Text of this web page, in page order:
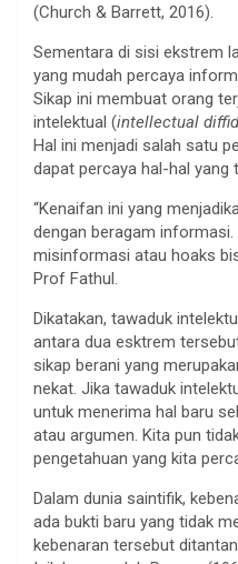
(Church & Barrett, 2016).
Sementara di sisi ekstrem
yang mudah percaya
Sikap ini membuat orang
intelektual (intellectual
Hal ini menjadi salah satu
dapat percaya hal-hal yang
“Kenaifan ini yang
dengan beragam informasi.
misinformasi atau hoaks
Prof Fathul.
Dikatakan, tawaduk
antara dua esktrem
sikap berani yang
nekat. Jika tawaduk
untuk menerima hal baru
atau argumen. Kita pun
pengetahuan yang kita
Dalam dunia saintifik,
ada bukti baru yang tidak
kebenaran tersebut